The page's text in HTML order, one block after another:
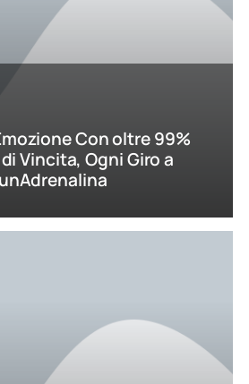
Con oltre 99%
Vincita, Ogni Giro a